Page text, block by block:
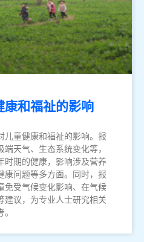
康和福祉的影响
儿童健康和福祉的影响。报
天气、生态系统变化等，
时期的健康，影响涉及营养
康问题等多方面。同时，报
免受气候变化影响、在气候
建议，为专业人士研究相关